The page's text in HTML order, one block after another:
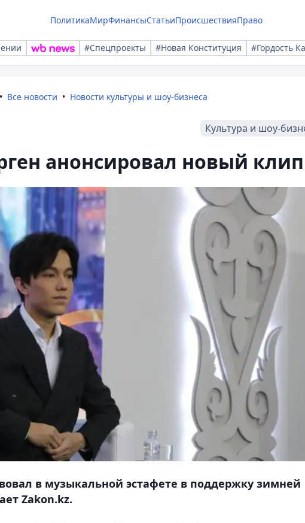
ПолитикаМирФинансыСтатьиПроисшествияПраво
#Спецпроекты #Новая Конституция #Гордость
Все новости Новости культуры и шоу-бизнеса
Культура и шоу-
анонсировал новый клип
в музыкальной эстафете в поддержку зимней
Zakon.kz.